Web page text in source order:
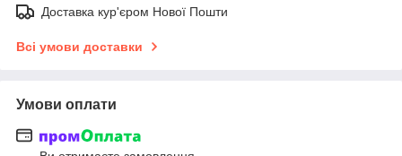
Доставка кур'єром Нової Пошти
Всі умови доставки
Умови оплати